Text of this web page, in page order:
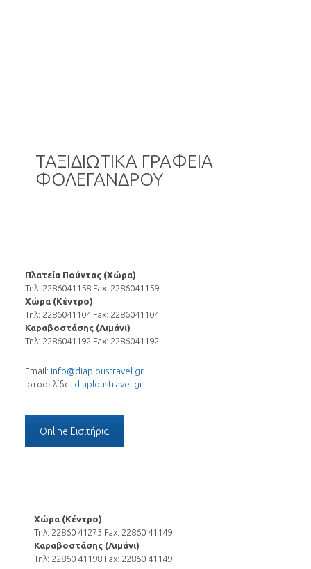
ΤΑΞΙΔΙΩΤΙΚΑ ΓΡΑΦΕΙΑ
ΦΟΛΕΓΑΝΔΡΟΥ
Πλατεία Πούντας (Χώρα)
Τηλ: 2286041158 Fax: 2286041159
Χώρα (Κέντρο)
Τηλ: 2286041104 Fax: 2286041104
Καραβοστάσης (Λιμάνι)
Τηλ: 2286041192 Fax: 2286041192
Email: info@diaploustravel.gr
Ιστοσελίδα: diaploustravel.gr
Online Εισιτήρια
Χώρα (Κέντρο)
Τηλ: 22860 41273 Fax: 22860 41149
Καραβοστάσης (Λιμάνι)
Τηλ: 22860 41198 Fax: 22860 41149